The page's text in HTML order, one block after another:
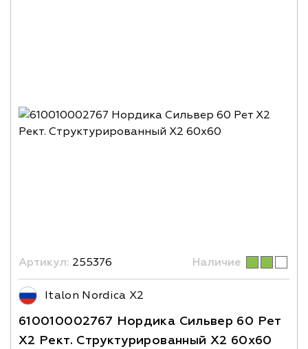
Артикул: 255376 Наличие
Italon Nordica X2
610010002767 Нордика Сильвер 60 Рет
X2 Рект. Структурированный X2 60х60